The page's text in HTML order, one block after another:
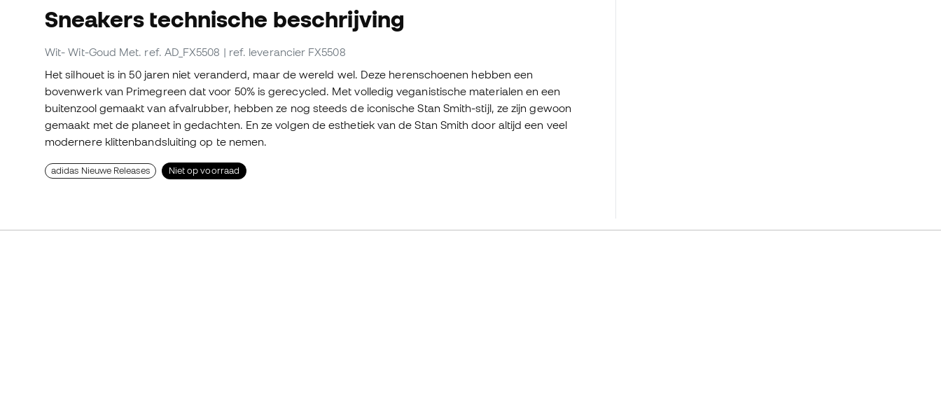
Sneakers technische beschrijving
Wit- Wit-Goud Met. ref. AD_FX5508 | ref. leverancier FX5508
Het silhouet is in 50 jaren niet veranderd, maar de wereld wel. Deze herenschoenen hebben een
bovenwerk van Primegreen dat voor 50% is gerecycled. Met volledig veganistische materialen en een
buitenzool gemaakt van afvalrubber, hebben ze nog steeds de iconische Stan Smith-stijl, ze zijn gewoon
gemaakt met de planeet in gedachten. En ze volgen de esthetiek van de Stan Smith door altijd een veel
modernere klittenbandsluiting op te nemen.
adidas Nieuwe Releases Niet op voorraad